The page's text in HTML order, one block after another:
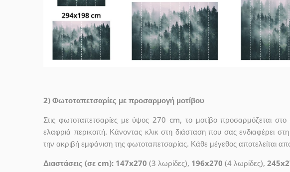
2) Φωτοταπετσαρίες με προσαρμογή μοτίβου
Στις φωτοταπετσαρίες με ύψος 270 cm, το μοτίβο προσαρμόζεται
ελαφριά περικοπή. Κάνοντας κλικ στη διάσταση που σας ενδιαφέρει στη
την ακριβή εμφάνιση της φωτοταπετσαρίας. Κάθε μέγεθος αποτελείται
Διαστάσεις (σε cm): 147x270 (3 λωρίδες), 196x270 (4 λωρίδες),